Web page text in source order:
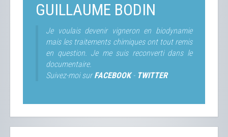
GUILLAUME BODIN
Je voulais devenir vigneron en biodynamie
mais les traitements chimiques ont tout remis
en question. Je me suis reconverti dans le
documentaire.
Suivez-moi surFACEBOOK- TWITTER